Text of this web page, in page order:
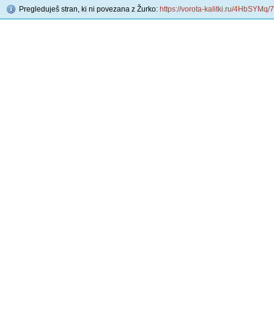
Pregleduješ stran, ki ni povezana z Žurko: https://vorota-kalitki.ru/4HbSYMq/